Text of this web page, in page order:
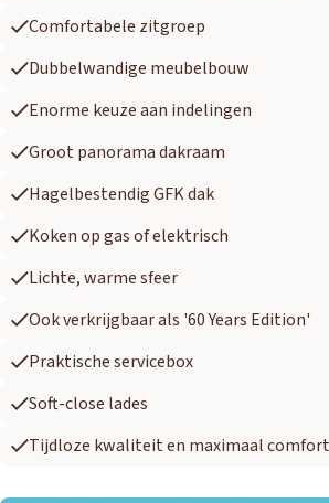
Comfortabele zitgroep
Dubbelwandige meubelbouw
Enorme keuze aan indelingen
Groot panorama dakraam
Hagelbestendig GFK dak
Koken op gas of elektrisch
Lichte, warme sfeer
Ook verkrijgbaar als '60 Years Edition'
Praktische servicebox
Soft-close lades
Tijdloze kwaliteit en maximaal comfort